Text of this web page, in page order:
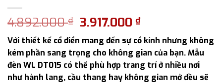
4.892.000₫ Giá
là:
4.892.000 ₫.
3.917.000₫Giá
hiện
tại
là:
3.917.000 ₫.
Với thiết kế cổ điển mang đến sự cổ kính nhưng không
kém phần sang trọng cho không gian của bạn. Mẫu
đèn WL DT015 có thể phù hợp trang trí ở nhiều nơi
như hành lang, cầu thang hay không gian mở đều sẽ